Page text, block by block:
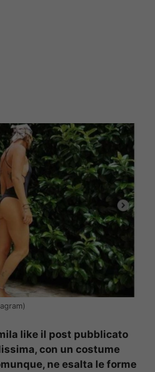
like il post pubblicato
con un costume
ne esalta le forme